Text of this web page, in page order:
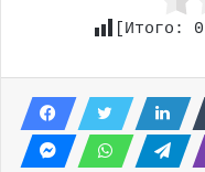
[Итого: 0